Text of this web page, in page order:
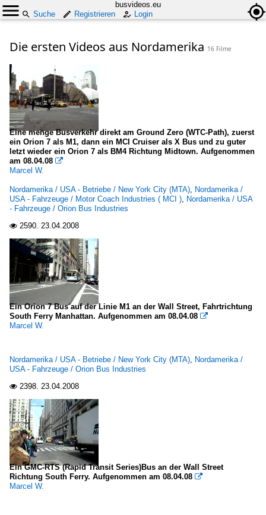
busvideos.eu
Suche
Registrieren Login
Die ersten Videos aus Nordamerika 16 Filme
Eine menge Busverkehr direkt am Ground Zero (WTC-Path), zuerst
ein Orion 7 als M1, dann ein MCI Cruiser als X Bus und zu guter
letzt wieder ein Orion 7 als BM4 Richtung Midtown. Aufgenommen
am 08.04.08 
Marcel W.
Nordamerika / USA - Betriebe / New York City (MTA), Nordamerika /
USA - Fahrzeuge / Motor Coach Industries ( MCI ), Nordamerika / USA
- Fahrzeuge / Orion Bus Industries
 2590. 23.04.2008
Ein Orion 7 Bus auf der Linie M1 an der Wall Street, Fahrtrichtung
South Ferry Manhattan. Aufgenommen am 08.04.08 
Marcel W.
Nordamerika / USA - Betriebe / New York City (MTA), Nordamerika /
USA - Fahrzeuge / Orion Bus Industries
 2398. 23.04.2008
Ein GMC-RTS (Rapid Transit Series)Bus an der Wall Street
Richtung South Ferry. Aufgenommen am 08.04.08 
Marcel W.